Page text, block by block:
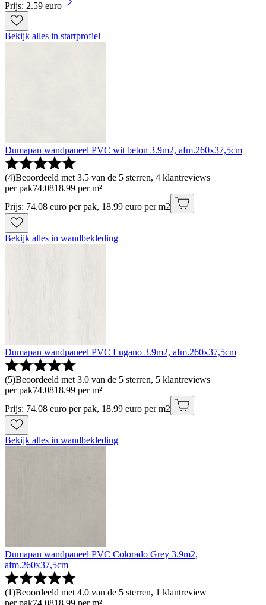
Prijs: 2.59 euro
Bekijk alles in startprofiel
Dumapan wandpaneel PVC wit beton 3.9m2, afm.260x37,5cm
(4)Beoordeeld met 3.5 van de 5 sterren, 4 klantreviews
per pak74.0818.99 per m²
Prijs: 74.08 euro per pak, 18.99 euro per m2
Bekijk alles in wandbekleding
Dumapan wandpaneel PVC Lugano 3.9m2, afm.260x37,5cm
(5)Beoordeeld met 3.0 van de 5 sterren, 5 klantreviews
per pak74.0818.99 per m²
Prijs: 74.08 euro per pak, 18.99 euro per m2
Bekijk alles in wandbekleding
Dumapan wandpaneel PVC Colorado Grey 3.9m2,
afm.260x37,5cm
(1)Beoordeeld met 4.0 van de 5 sterren, 1 klantreview